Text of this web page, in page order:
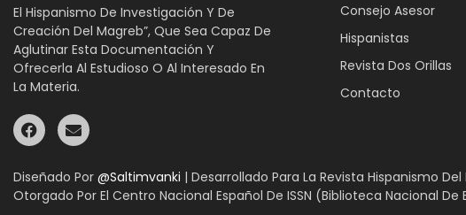
El Hispanismo De Investigación Y De
Creación Del Magreb”, Que Sea Capaz De
Aglutinar Esta Documentación Y
Ofrecerla Al Estudioso O Al Interesado En
La Materia.
Consejo Asesor
Hispanistas
Revista Dos Orillas
Contacto
Diseñado Por @Saltimvanki | Desarrollado Para La Revista Hispanismo
Otorgado Por El Centro Nacional Español De ISSN (Biblioteca Nacional De